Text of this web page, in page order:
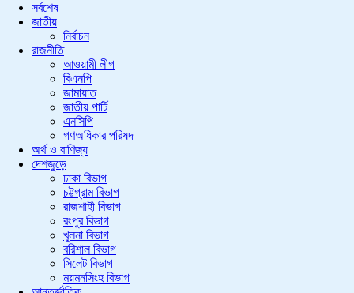
সর্বশেষ
জাতীয়
নির্বাচন
রাজনীতি
আওয়ামী লীগ
বিএনপি
জামায়াত
জাতীয় পার্টি
এনসিপি
গণঅধিকার পরিষদ
অর্থ ও বাণিজ্য
দেশজুড়ে
ঢাকা বিভাগ
চট্টগ্রাম বিভাগ
রাজশাহী বিভাগ
রংপুর বিভাগ
খুলনা বিভাগ
বরিশাল বিভাগ
সিলেট বিভাগ
ময়মনসিংহ বিভাগ